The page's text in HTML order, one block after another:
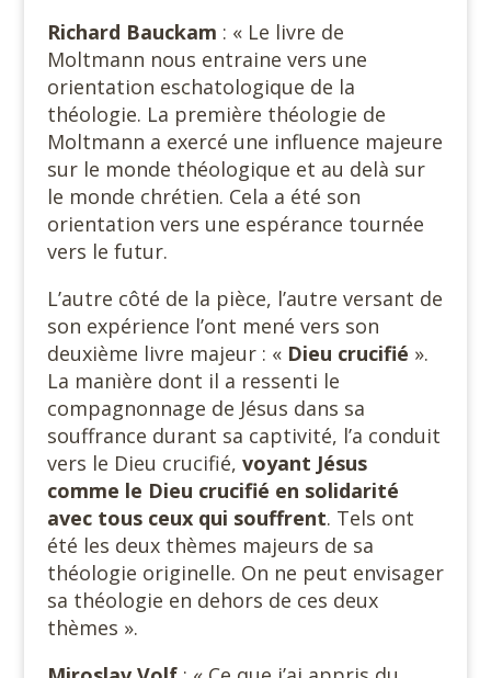
Richard Bauckam : « Le livre de
Moltmann nous entraine vers une
orientation eschatologique de la
théologie. La première théologie de
Moltmann a exercé une influence majeure
sur le monde théologique et au delà sur
le monde chrétien. Cela a été son
orientation vers une espérance tournée
vers le futur.
L’autre côté de la pièce, l’autre versant de
son expérience l’ont mené vers son
deuxième livre majeur : « Dieu crucifié ».
La manière dont il a ressenti le
compagnonnage de Jésus dans sa
souffrance durant sa captivité, l’a conduit
vers le Dieu crucifié, voyant Jésus
comme le Dieu crucifié en solidarité
avec tous ceux qui souffrent. Tels ont
été les deux thèmes majeurs de sa
théologie originelle. On ne peut envisager
sa théologie en dehors de ces deux
thèmes ».